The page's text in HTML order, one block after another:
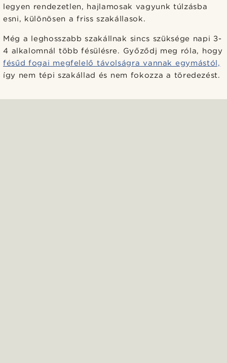
legyen rendezetlen, hajlamosak vagyunk túlzásba
esni, különösen a friss szakállasok.
Még a leghosszabb szakállnak sincs szüksége napi 3-
4 alkalomnál több fésülésre. Győződj meg róla, hogy
fésűd fogai megfelelő távolságra vannak egymástól,
így nem tépi szakállad és nem fokozza a töredezést.